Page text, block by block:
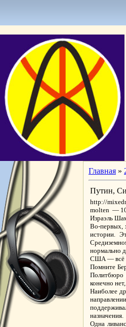
Главная »
Путин,
http://
molten —
Израэль
Во-первых,
истории.
нормально
США — всё
Помните
Политбюро
конечно
Наиболее
назначения.
Одна